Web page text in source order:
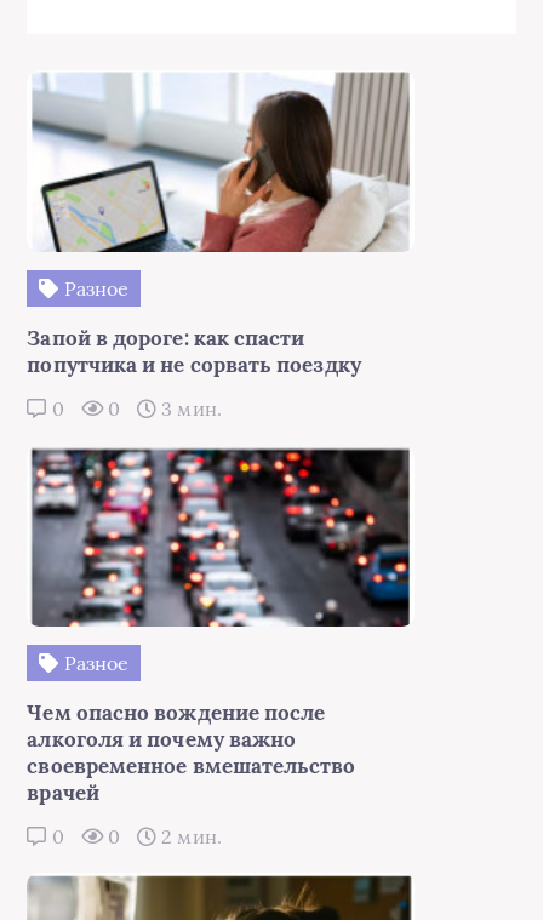
Разное
Запой в дороге: как спасти
попутчика и не сорвать поездку
0 0 3 мин.
Разное
Чем опасно вождение после
алкоголя и почему важно
своевременное вмешательство
врачей
0 0 2 мин.